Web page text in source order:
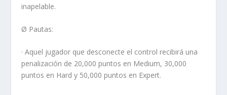
inapelable.
Ø Pautas:
· Aquel jugador que desconecte el control recibirá una
penalización de 20,000 puntos en Medium, 30,000
puntos en Hard y 50,000 puntos en Expert.